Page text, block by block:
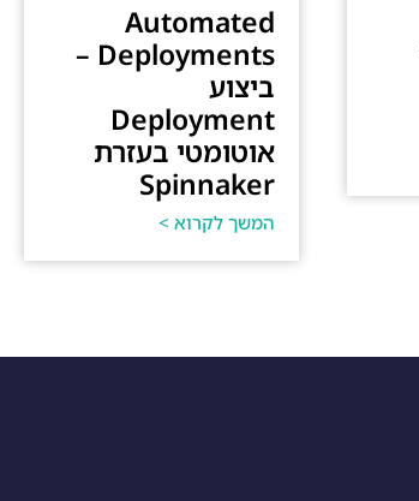
Automated
Deployments –
ביצוע
Deployment
אוטומטי בעזרת
Spinnaker
המשך לקרוא >